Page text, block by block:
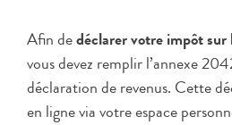
Afin dedéclarer votre impôt
vous devez remplir l’annexe
déclaration de revenus. Cette
en ligne via votre espace